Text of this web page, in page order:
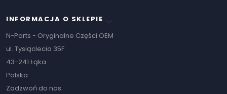
INFORMACJA O SKLEPIE
N-Parts - Oryginalne Części OEM
ul. Tysiąclecia 35F
43-241 Łąka
Polska
Zadzwoń do nas: